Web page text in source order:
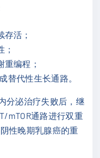
活；
编程；
替代性生长通路。
分泌治疗失败后，继
mTOR通路进行双重
性晚期乳腺癌的重